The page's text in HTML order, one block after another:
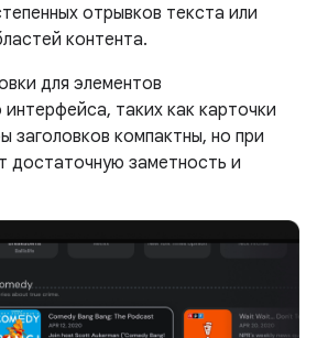
отрывков текста или
контента.
для элементов
интерфейса, таких как карточки
заголовков компактны, но при
достаточную заметность и